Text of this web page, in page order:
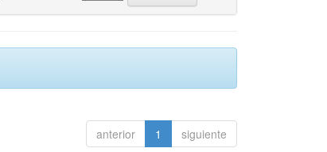
anterior 1 siguiente